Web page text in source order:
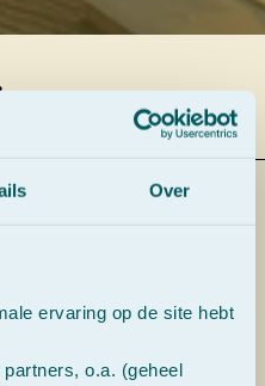
Over
ervaring op de site hebt
o.a. (geheel
dit flesje.
we het de